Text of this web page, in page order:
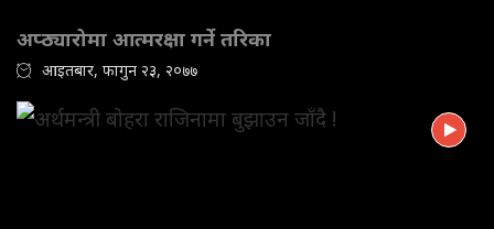
अप्ठ्यारोमा आत्मरक्षा गर्ने तरिका
आइतबार, फागुन २३, २०७७